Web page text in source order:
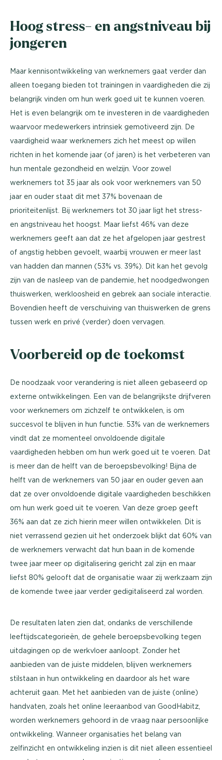
Hoog stress- en angstniveau bij
jongeren
Maar kennisontwikkeling van werknemers gaat verder dan
alleen toegang bieden tot trainingen in vaardigheden die zij
belangrijk vinden om hun werk goed uit te kunnen voeren.
Het is even belangrijk om te investeren in de vaardigheden
waarvoor medewerkers intrinsiek gemotiveerd zijn. De
vaardigheid waar werknemers zich het meest op willen
richten in het komende jaar (of jaren) is het verbeteren van
hun mentale gezondheid en welzijn. Voor zowel
werknemers tot 35 jaar als ook voor werknemers van 50
jaar en ouder staat dit met 37% bovenaan de
prioriteitenlijst. Bij werknemers tot 30 jaar ligt het stress-
en angstniveau het hoogst. Maar liefst 46% van deze
werknemers geeft aan dat ze het afgelopen jaar gestrest
of angstig hebben gevoelt, waarbij vrouwen er meer last
van hadden dan mannen (53% vs. 39%). Dit kan het gevolg
zijn van de nasleep van de pandemie, het noodgedwongen
thuiswerken, werkloosheid en gebrek aan sociale interactie.
Bovendien heeft de verschuiving van thuiswerken de grens
tussen werk en privé (verder) doen vervagen.
Voorbereid op de toekomst
De noodzaak voor verandering is niet alleen gebaseerd op
externe ontwikkelingen. Een van de belangrijkste drijfveren
voor werknemers om zichzelf te ontwikkelen, is om
succesvol te blijven in hun functie. 53% van de werknemers
vindt dat ze momenteel onvoldoende digitale
vaardigheden hebben om hun werk goed uit te voeren. Dat
is meer dan de helft van de beroepsbevolking! Bijna de
helft van de werknemers van 50 jaar en ouder geven aan
dat ze over onvoldoende digitale vaardigheden beschikken
om hun werk goed uit te voeren. Van deze groep geeft
36% aan dat ze zich hierin meer willen ontwikkelen. Dit is
niet verrassend gezien uit het onderzoek blijkt dat 60% van
de werknemers verwacht dat hun baan in de komende
twee jaar meer op digitalisering gericht zal zijn en maar
liefst 80% gelooft dat de organisatie waar zij werkzaam zijn
de komende twee jaar verder gedigitaliseerd zal worden.
De resultaten laten zien dat, ondanks de verschillende
leeftijdscategorieën, de gehele beroepsbevolking tegen
uitdagingen op de werkvloer aanloopt. Zonder het
aanbieden van de juiste middelen, blijven werknemers
stilstaan in hun ontwikkeling en daardoor als het ware
achteruit gaan. Met het aanbieden van de juiste (online)
handvaten, zoals het online leeraanbod van GoodHabitz,
worden werknemers gehoord in de vraag naar persoonlijke
ontwikkeling. Wanneer organisaties het belang van
zelfinzicht en ontwikkeling inzien is dit niet alleen essentieel